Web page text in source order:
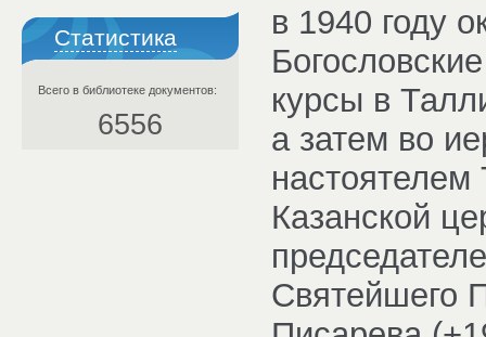
Статистика
Всего в библиотеке документов:
6556
в 1940 году
курсы в
а затем во
Казанской
Святейшего